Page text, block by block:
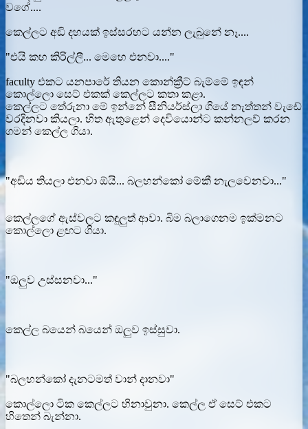
වගේ....
කෙල්ලට අඩි දහයක් ඉස්සරහට යන්න ලැබුනේ නෑ....
"එයි කහ කිරිල්ලී... මෙහෙ එනවා...."
faculty එකට යනපාරේ තියන කොන්ක්‍රීට් බැම්මේ ඉඳන්
කොල්ලො සෙට් එකක් කෙල්ලට කතා කළා.
කෙල්ලට තේරුනා මේ ඉන්නේ සීනියර්ස්ලා ගියේ නැත්තන් වැඩේ
වරදිනවා කියලා. හිත ඇතුළෙන් දෙවියොන්ට කන්නලව් කරන
ගමන් කෙල්ල ගියා.
"අඩිය තියලා එනවා ඕයි... බලහන්කෝ මේකී නැලවෙනවා..."
කෙල්ලගේ ඇස්වලට කඳුලුත් ආවා. බිම බලාගෙනම ඉක්මනට
කොල්ලො ළඟට ගියා.
"ඔලුව උස්සනවා..."
කෙල්ල බයෙන් බයෙන් ඔලුව ඉස්සුවා.
"බලහන්කෝ දැනටමත් වාන් දානවා"
කොල්ලො ටික කෙල්ලට හිනාවුනා. කෙල්ල ඒ සෙට් එකට
හිතෙන් බැන්නා.